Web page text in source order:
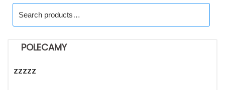
for:
POLECAMY
zzzzz